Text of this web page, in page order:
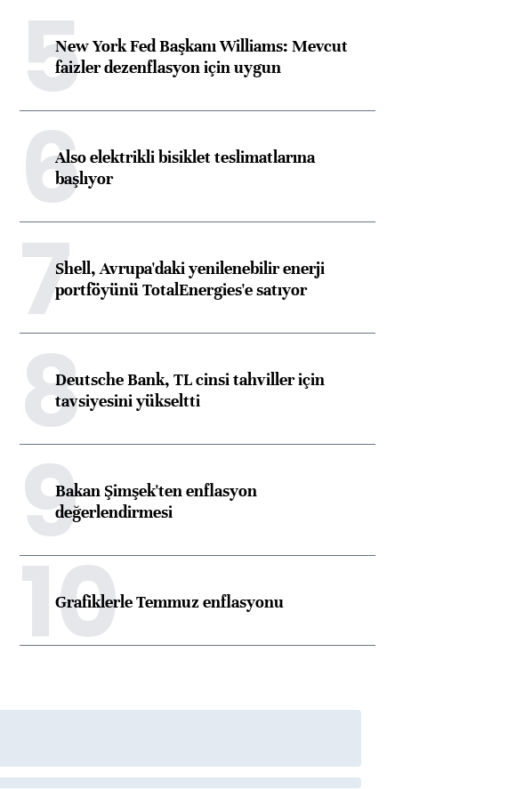
5New York Fed Başkanı Williams: Mevcut
faizler dezenflasyon için uygun
6Also elektrikli bisiklet teslimatlarına
başlıyor
7Shell, Avrupa'daki yenilenebilir enerji
portföyünü TotalEnergies'e satıyor
8Deutsche Bank, TL cinsi tahviller için
tavsiyesini yükseltti
9Bakan Şimşek'ten enflasyon
değerlendirmesi
10
Grafiklerle Temmuz enflasyonu